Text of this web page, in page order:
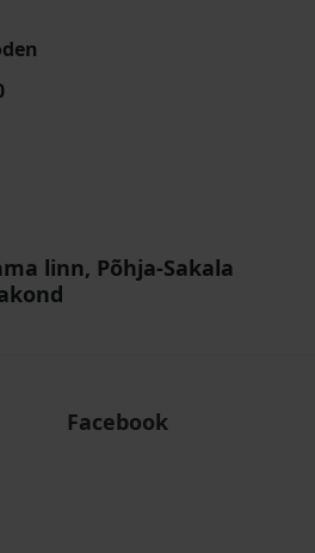
linn, Põhja-Sakala
Facebook